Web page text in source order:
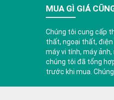
MUA GÌ GIÁ
Chúng tôi cung cấp
thất, ngoại thất,
máy vi tính, máy
chúng tôi đã tổng
trước khi mua.